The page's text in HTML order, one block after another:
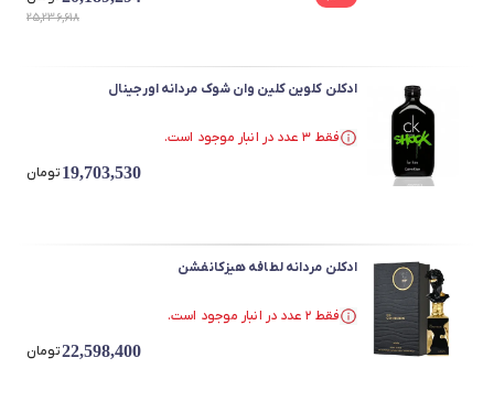
25,236,618
ادکلن کلوین کلین وان شوک مردانه اورجینال
فقط ۳ عدد در انبار موجود است.
19,703,530تومان
ادکلن مردانه لطافه هیزکانفشن
فقط ۲ عدد در انبار موجود است.
22,598,400تومان